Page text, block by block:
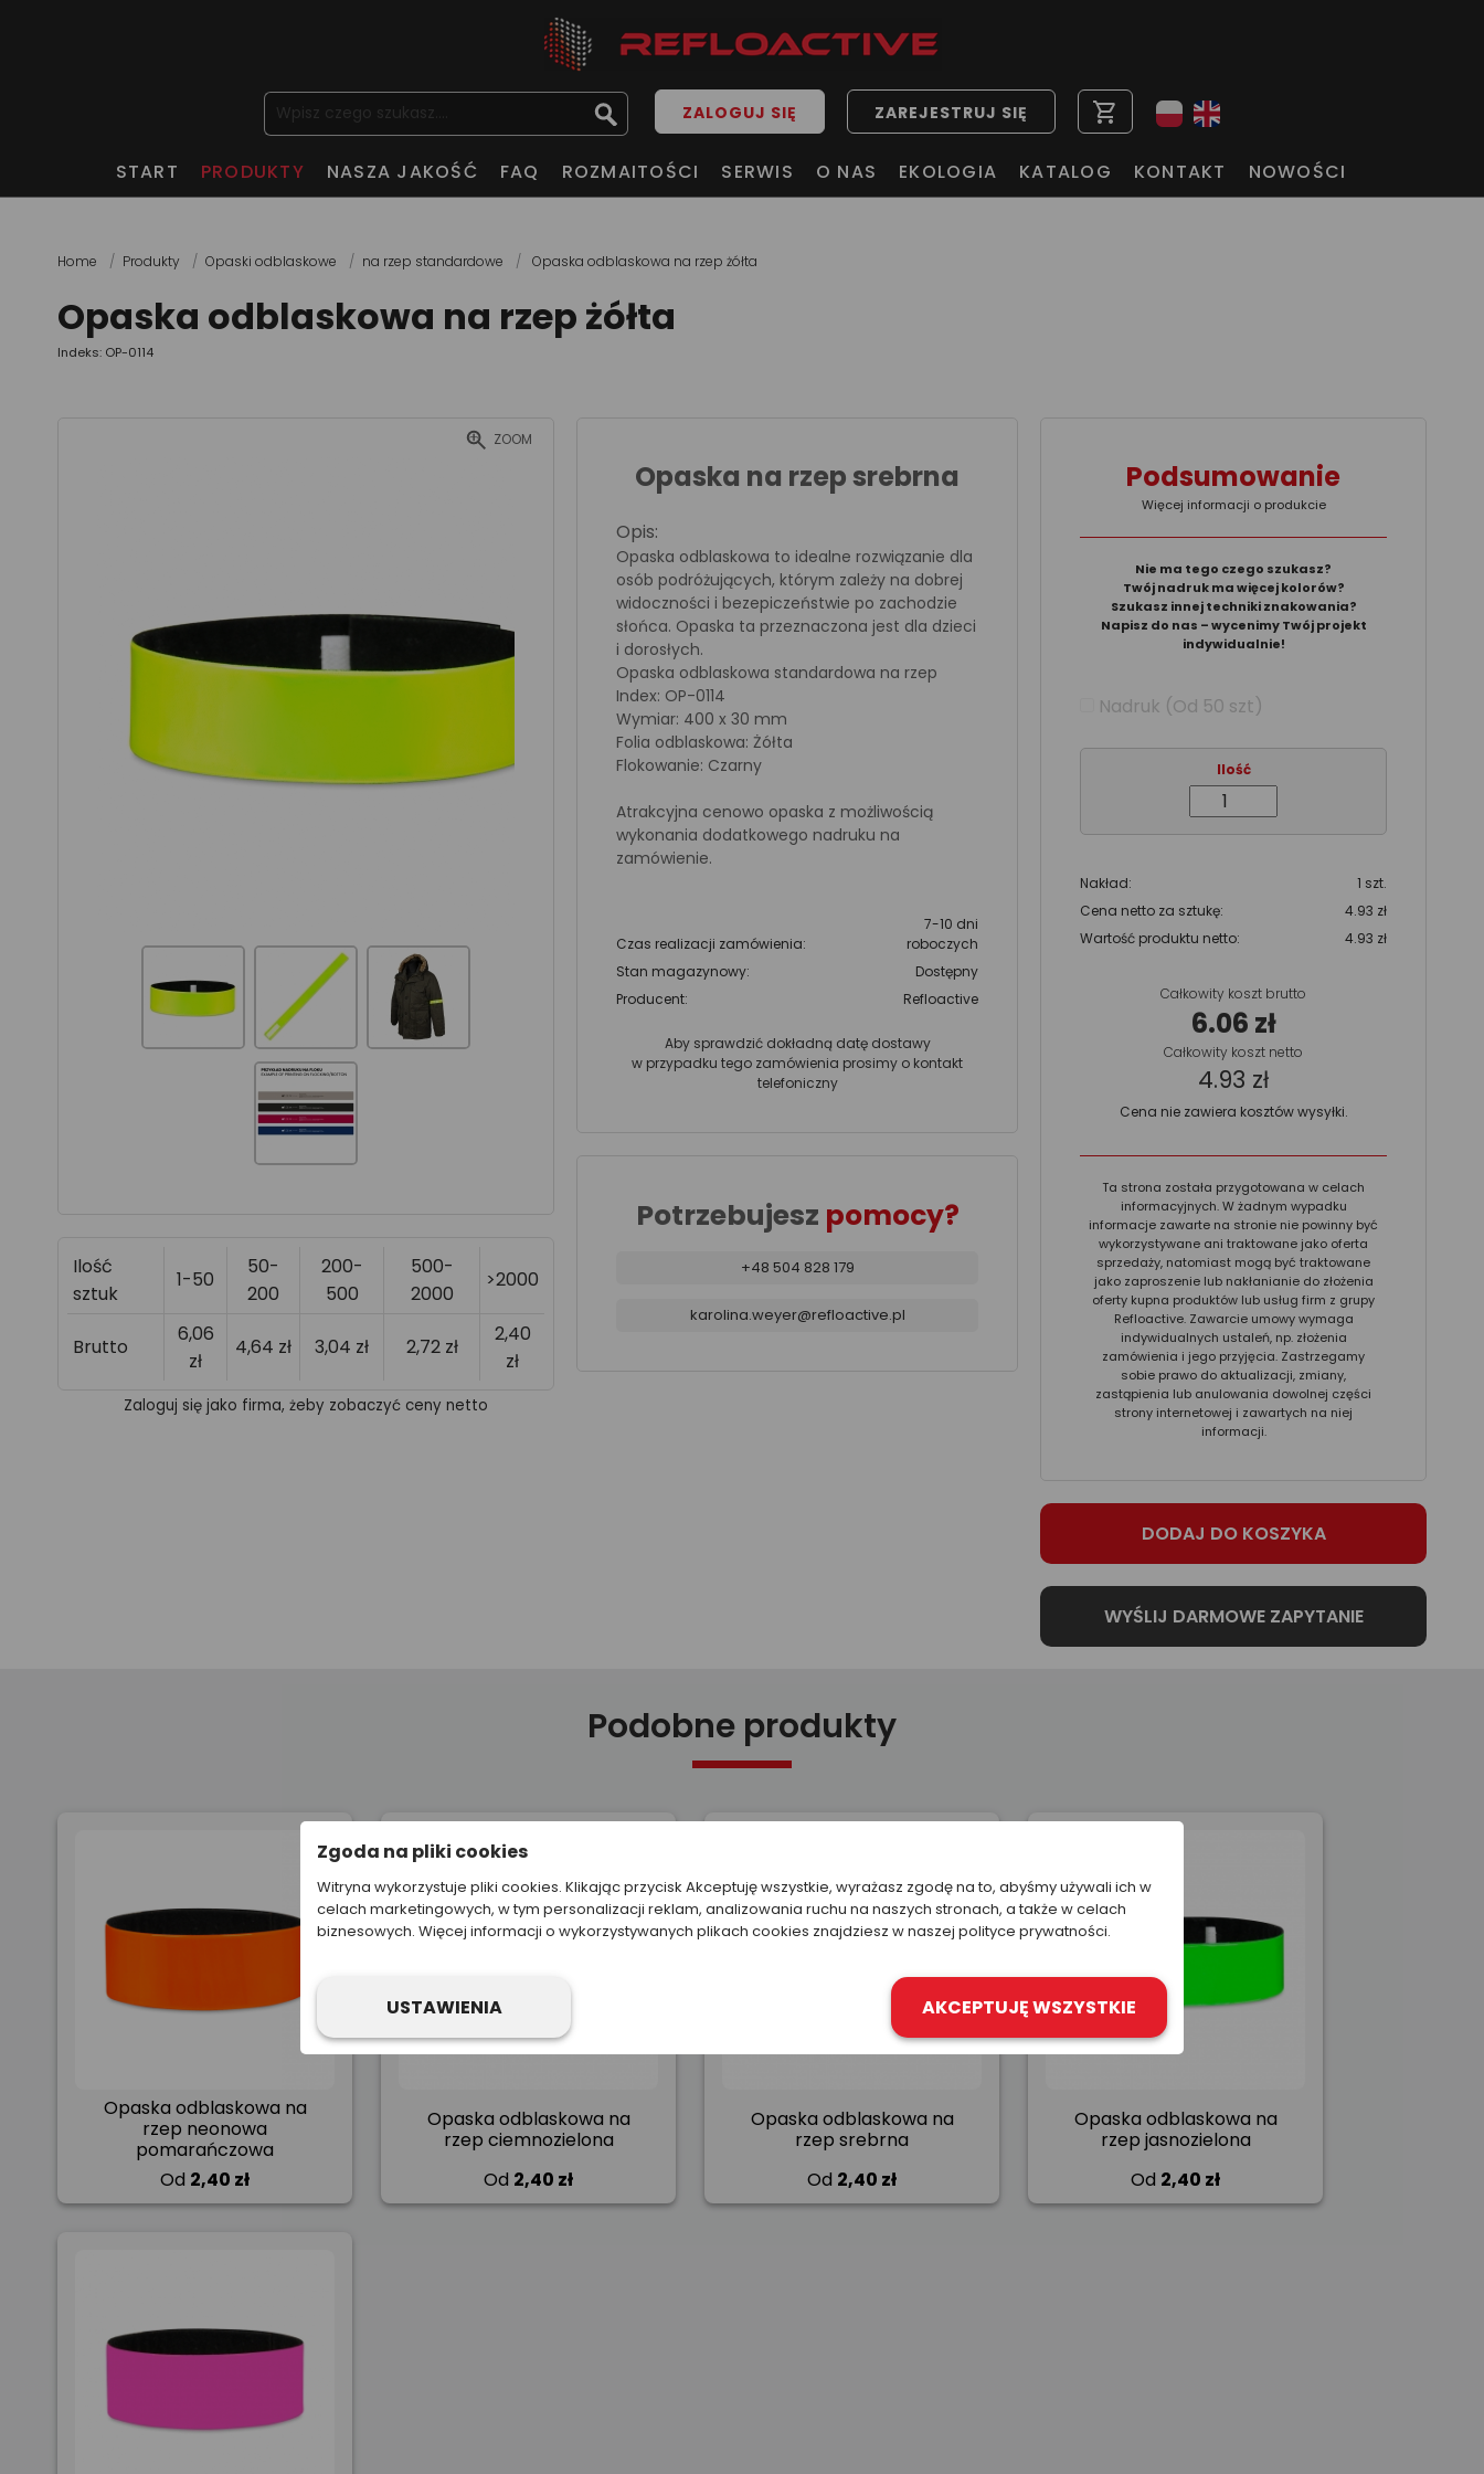
ZALOGUJ SIĘ ZAREJESTRUJ SIĘ shopping_cart
START PRODUKTY NASZA JAKOŚĆ FAQ ROZMAITOŚCI SERWIS O NAS EKOLOGIA KATALOG KONTAKT NOWOŚCI
Home Produkty Opaski odblaskowe na rzep standardowe Opaska odblaskowa na rzep żółta
Opaska odblaskowa na rzep żółta
Indeks: OP-0114
ZOOM
Ilość
sztuk
1-50
50-
200
200-
500
500-
2000
>2000
Brutto
6,06
zł
4,64 zł 3,04 zł 2,72 zł
2,40
zł
Zaloguj się jako firma, żeby zobaczyć ceny netto
Opaska na rzep srebrna
Opis:
Opaska odblaskowa to idealne rozwiązanie dla
osób podróżujących, którym zależy na dobrej
widoczności i bezepiczeństwie po zachodzie
słońca. Opaska ta przeznaczona jest dla dzieci
i dorosłych.
Opaska odblaskowa standardowa na rzep
Index: OP-0114
Wymiar: 400 x 30 mm
Folia odblaskowa: Żółta
Flokowanie: Czarny
Atrakcyjna cenowo opaska z możliwością
wykonania dodatkowego nadruku na
zamówienie.
Czas realizacji zamówienia:
7-10 dni
roboczych
Stan magazynowy:
Dostępny
Producent:
Refloactive
Aby sprawdzić dokładną datę dostawy
w przypadku tego zamówienia prosimy o kontakt
telefoniczny
Potrzebujesz pomocy?
+48 504 828 179
karolina.weyer@refloactive.pl
Podsumowanie
Więcej informacji o produkcie
Nie ma tego czego szukasz?
Twój nadruk ma więcej kolorów?
Szukasz innej techniki znakowania?
Napisz do nas – wycenimy Twój projekt
indywidualnie!
Nadruk (Od 50 szt)
Ilość
Nakład:
1 szt.
Cena netto za sztukę:
4.93 zł
Wartość produktu netto:
4.93 zł
Całkowity koszt brutto
6.06 zł
Całkowity koszt netto
4.93 zł
Cena nie zawiera kosztów wysyłki.
Ta strona została przygotowana w celach
informacyjnych. W żadnym wypadku
informacje zawarte na stronie nie powinny być
wykorzystywane ani traktowane jako oferta
sprzedaży, natomiast mogą być traktowane
jako zaproszenie lub nakłanianie do złożenia
oferty kupna produktów lub usług firm z grupy
Refloactive. Zawarcie umowy wymaga
indywidualnych ustaleń, np. złożenia
zamówienia i jego przyjęcia. Zastrzegamy
sobie prawo do aktualizacji, zmiany,
zastąpienia lub anulowania dowolnej części
strony internetowej i zawartych na niej
informacji.
Podobne produkty
Opaska odblaskowa na
rzep neonowa
pomarańczowa
Od 2,40 zł
Opaska odblaskowa na
rzep ciemnozielona
Od 2,40 zł
Opaska odblaskowa na
rzep srebrna
Od 2,40 zł
Opaska odblaskowa na
rzep jasnozielona
Od 2,40 zł
Zgoda na pliki cookies
Witryna wykorzystuje pliki cookies. Klikając przycisk Akceptuję wszystkie, wyrażasz zgodę na to, abyśmy używali ich w
celach marketingowych, w tym personalizacji reklam, analizowania ruchu na naszych stronach, a także w celach
biznesowych. Więcej informacji o wykorzystywanych plikach cookies znajdziesz w naszej polityce prywatności.
USTAWIENIA AKCEPTUJĘ WSZYSTKIE